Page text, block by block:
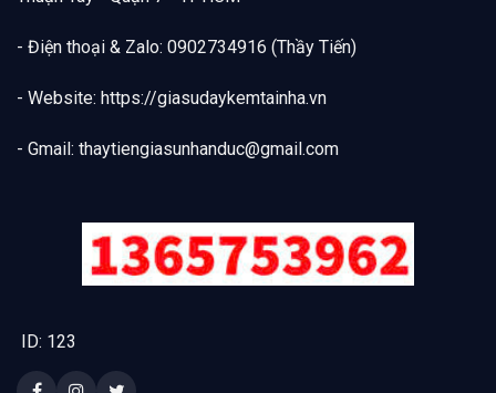
- Điện thoại & Zalo: 0902734916 (Thầy Tiến)
- Website: https://giasudaykemtainha.vn
- Gmail: thaytiengiasunhanduc@gmail.com
ID: 123